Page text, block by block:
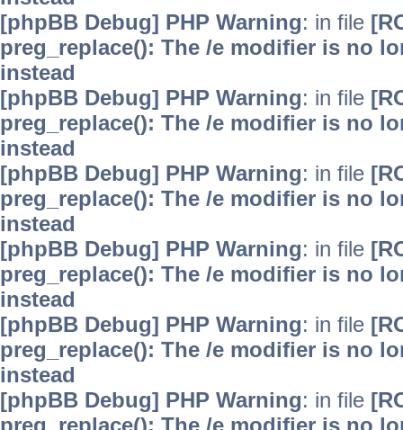
[phpBB Debug] PHP Warning: in file
preg_replace(): The /e modifier is no
instead
[phpBB Debug] PHP Warning: in file
preg_replace(): The /e modifier is no
instead
[phpBB Debug] PHP Warning: in file
preg_replace(): The /e modifier is no
instead
[phpBB Debug] PHP Warning: in file
preg_replace(): The /e modifier is no
instead
[phpBB Debug] PHP Warning: in file
preg_replace(): The /e modifier is no
instead
[phpBB Debug] PHP Warning: in file
preg_replace(): The /e modifier is no